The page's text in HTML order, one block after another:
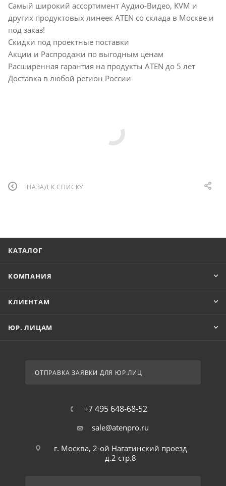
Самый широкий ассортимент Аудио-Видео, KVM и
других продуктовых линеек ATEN со склада в Москве и
под заказ!
Скидки под проектные поставки
Акции и Распродажи по выгодным ценам
Расширенная гарантия на продукты ATEN до 5 лет
Доставка в любой регион России
НАЗАД К СПИСКУ
КАТАЛОГ
КОМПАНИЯ
КЛИЕНТАМ
ЮР. ЛИЦАМ
ОТПРАВКА ЗАЯВКИ ДЛЯ ЮР.ЛИЦ
+7 495 648-68-52
sale@atenpro.ru
г. Москва, 2-ой Нагатинский проезд
д.2 стр.8